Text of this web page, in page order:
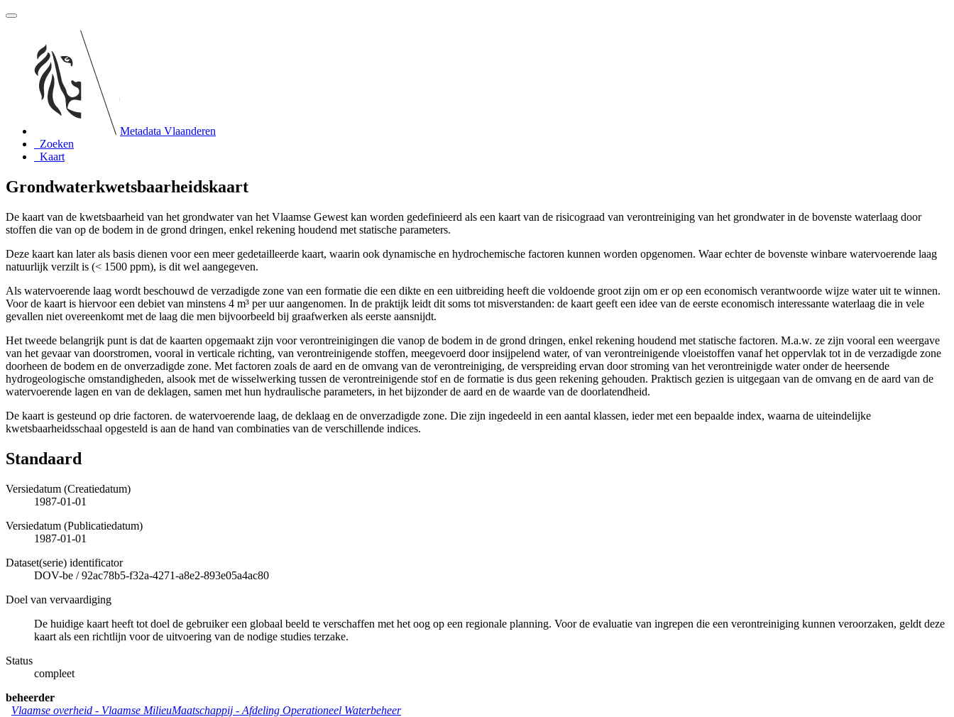
Metadata Vlaanderen
Zoeken
Kaart
Grondwaterkwetsbaarheidskaart
De kaart van de kwetsbaarheid van het grondwater van het Vlaamse Gewest kan worden gedefinieerd als een kaart van de risicograad van verontreiniging van het grondwater in de bovenste waterlaag door
stoffen die van op de bodem in de grond dringen, enkel rekening houdend met statische parameters.
Deze kaart kan later als basis dienen voor een meer gedetailleerde kaart, waarin ook dynamische en hydrochemische factoren kunnen worden opgenomen. Waar echter de bovenste winbare watervoerende laag
natuurlijk verzilt is (< 1500 ppm), is dit wel aangegeven.
Als watervoerende laag wordt beschouwd de verzadigde zone van een formatie die een dikte en een uitbreiding heeft die voldoende groot zijn om er op een economisch verantwoorde wijze water uit te winnen.
Voor de kaart is hiervoor een debiet van minstens 4 m³ per uur aangenomen. In de praktijk leidt dit soms tot misverstanden: de kaart geeft een idee van de eerste economisch interessante waterlaag die in vele
gevallen niet overeenkomt met de laag die men bijvoorbeeld bij graafwerken als eerste aansnijdt.
Het tweede belangrijk punt is dat de kaarten opgemaakt zijn voor verontreinigingen die vanop de bodem in de grond dringen, enkel rekening houdend met statische factoren. M.a.w. ze zijn vooral een weergave
van het gevaar van doorstromen, vooral in verticale richting, van verontreinigende stoffen, meegevoerd door insijpelend water, of van verontreinigende vloeistoffen vanaf het oppervlak tot in de verzadigde zone
doorheen de bodem en de onverzadigde zone. Met factoren zoals de aard en de omvang van de verontreiniging, de verspreiding ervan door stroming van het verontreinigde water onder de heersende
hydrogeologische omstandigheden, alsook met de wisselwerking tussen de verontreinigende stof en de formatie is dus geen rekening gehouden. Praktisch gezien is uitgegaan van de omvang en de aard van de
watervoerende lagen en van de deklagen, samen met hun hydraulische parameters, in het bijzonder de aard en de waarde van de doorlatendheid.
De kaart is gesteund op drie factoren. de watervoerende laag, de deklaag en de onverzadigde zone. Die zijn ingedeeld in een aantal klassen, ieder met een bepaalde index, waarna de uiteindelijke
kwetsbaarheidsschaal opgesteld is aan de hand van combinaties van de verschillende indices.
Standaard
Versiedatum (Creatiedatum)
1987-01-01
Versiedatum (Publicatiedatum)
1987-01-01
Dataset(serie) identificator
DOV-be /92ac78b5-f32a-4271-a8e2-893e05a4ac80
Doel van vervaardiging
De huidige kaart heeft tot doel de gebruiker een globaal beeld te verschaffen met het oog op een regionale planning. Voor de evaluatie van ingrepen die een verontreiniging kunnen veroorzaken, geldt deze
kaart als een richtlijn voor de uitvoering van de nodige studies terzake.
Status
compleet
beheerder
Vlaamse overheid - Vlaamse MilieuMaatschappij - Afdeling Operationeel Waterbeheer